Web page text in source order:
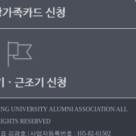
UNIVERSITY ALUMNI ASSOCIATION ALL
RESERVED
김광호 | 사업자등록번호 : 105-82-61502